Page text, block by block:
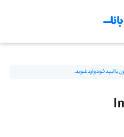
یا آیپد خود وارد شوید.